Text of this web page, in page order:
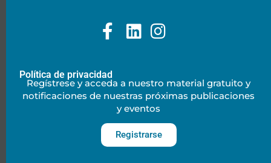
Política de privacidad
Regístrese y acceda a nuestro material gratuito y
notificaciones de nuestras próximas publicaciones
y eventos
Registrarse